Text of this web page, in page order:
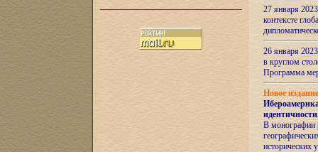
27 января
контексте
26 января
в круглом
Программа
Новое
идентичности
В монографии
исторических